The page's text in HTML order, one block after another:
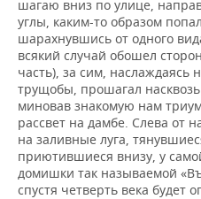
ВОДНЫЕ ВИДЫ СПОРТА
ХОККЕЙ С МЯЧОМ
ОБРАЗОВАНИЕ
ПРОИСШЕСТВИЯ
шагаю вниз по улице,
углы, каким-то образом
шарахнувшись от одного
всякий случай обошел
часть), за сим,
трущобы, прошагал
миновав знакомую нам
рассвет на дамбе. Cлева от
на заливные луга,
приютившиеся внизу, у
домишки так называемой
спустя четверть века будет